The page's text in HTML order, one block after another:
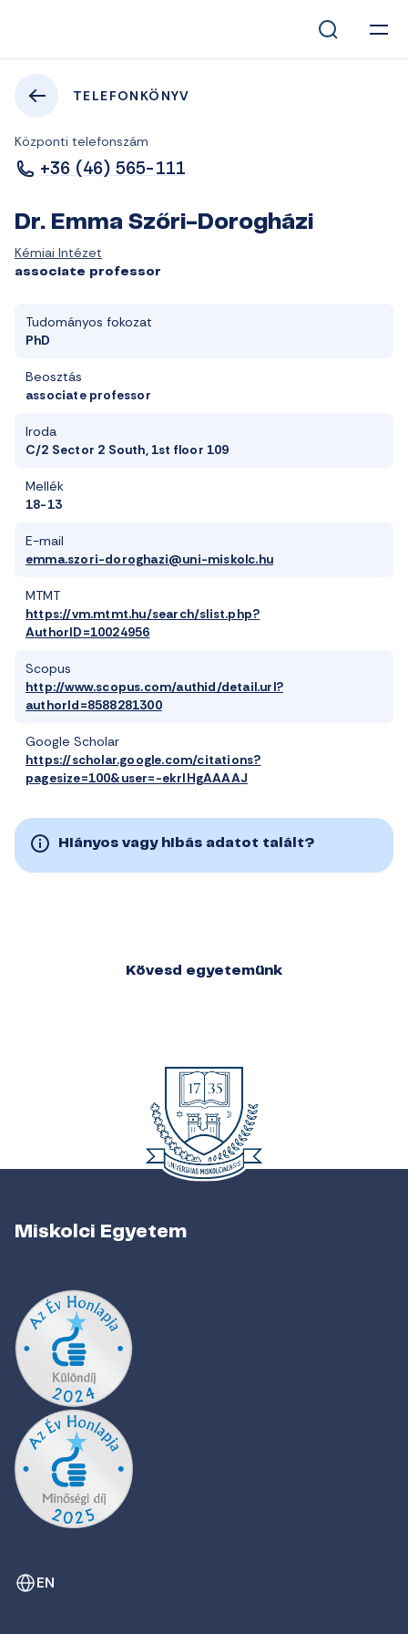
TELEFONKÖNYV
Központi telefonszám
+36 (46) 565-111
Dr. Emma Szőri-Dorogházi
Kémiai Intézet
associate professor
Tudományos fokozat
PhD
Beosztás
associate professor
Iroda
C/2 Sector 2 South, 1st floor 109
Mellék
18-13
E-mail
emma.szori-doroghazi@uni-miskolc.hu
MTMT
https://vm.mtmt.hu/search/slist.php?
AuthorID=10024956
Scopus
http://www.scopus.com/authid/detail.url?
authorId=8588281300
Google Scholar
https://scholar.google.com/citations?
pagesize=100&user=-ekrIHgAAAAJ
Hiányos vagy hibás adatot talált?
Kövesd egyetemünk
Miskolci Egyetem
EN